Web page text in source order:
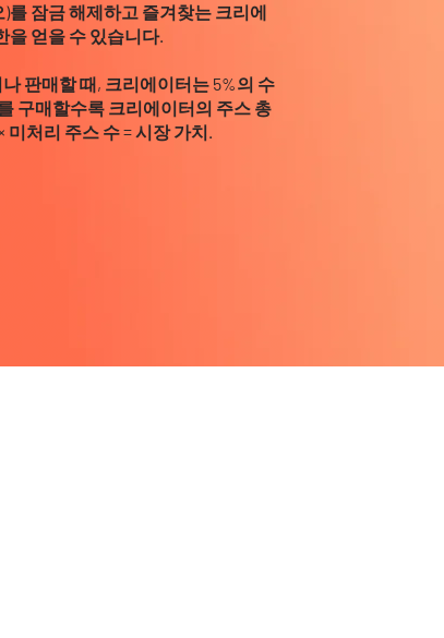
를 잠금 해제하고 즐겨찾는 크리에
을 얻을 수 있습니다.
판매할 때, 크리에이터는 5%의 수
구매할수록 크리에이터의 주스 총
처리 주스 수 = 시장 가치.